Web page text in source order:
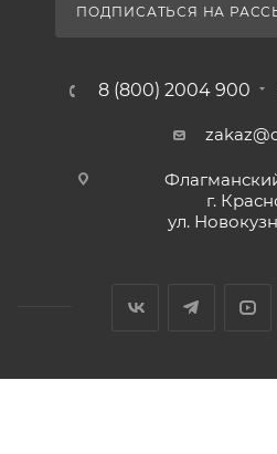
ПОДПИСАТЬСЯ НА
8 (800) 2004 900
г.
ул.